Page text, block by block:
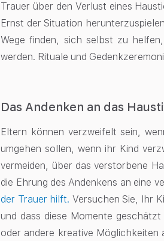
Trauer über den Verlust eines
Ernst der Situation
Wege finden, sich selbst zu
werden. Rituale und
Das Andenken an das
Eltern können verzweifelt sein,
umgehen sollen, wenn ihr Kind
vermeiden, über das verstorbene
die Ehrung des Andenkens an eine
der Trauer hilft. Versuchen Sie, Ihr
und dass diese Momente
oder andere kreative Möglichkeiten